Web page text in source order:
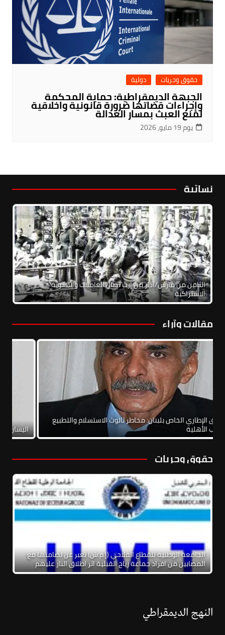
حقوق وحريات دولية
الجبهة الديمقراطية: حماية المحكمة
وإجراءات قضاتها ضرورة قانونية واخلاقية
لمنع العبث بمسار العدالة
يوم 19 مايو، 2026
نسائية
الثامن من مارس/آذار بين إرث نضال العاملات والنسوية
الاشتراكية
مقالات وآراء
الاتفاق الإطاري الخاص بلبنان: مخاطر ثالوث الاستسلام والتطبيع
والحرب الأهلية
حقوق وحريات
الجامعة الوطنية للقطاع الفلاحي (إ.م.ش) تعبر عن تضامنها مع
المصابين من افراد جماعة رياح القبلية اثر اطلاق النار عليهم
النهج الديمقراطي